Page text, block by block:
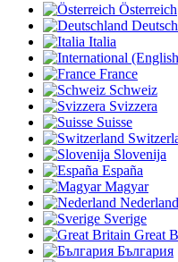
Österreich
Italia
France
Schweiz
Svizzera
Suisse
Slovenija
España
Magyar
Nederland
Sverige
Great
България